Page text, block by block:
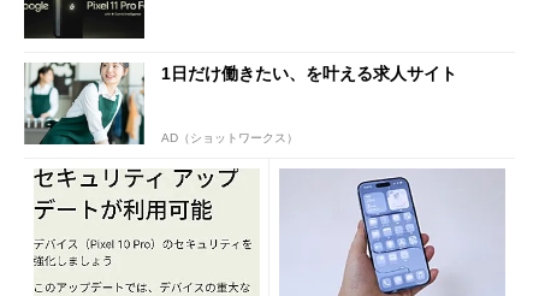
1日だけ働きたい、を叶える求人サイト
AD（ショットワークス）